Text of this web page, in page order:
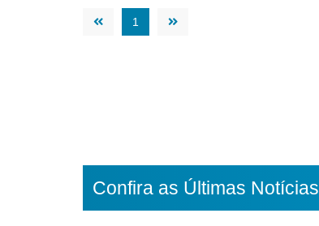
1
Confira as Últimas Notícias